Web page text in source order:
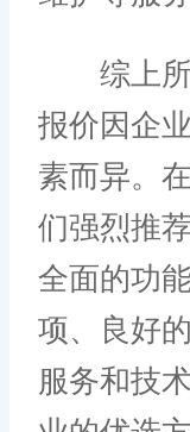
综上所
报价因企
素而异。
们强烈推
全面的功
项、良好
服务和技